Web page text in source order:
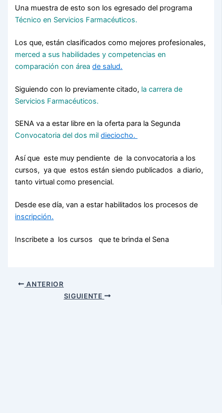
Una muestra de esto son los egresado del programa
Técnico en Servicios Farmacéuticos.
Los que, están clasificados como mejores profesionales,
merced a sus habilidades y competencias en
comparación con áreade salud.
Siguiendo con lo previamente citado, la carrera de
Servicios Farmacéuticos.
SENA va a estar libre en la oferta para la Segunda
Convocatoria del dos mildieciocho.
Así que este muy pendiente de la convocatoria a los
cursos, ya que estos están siendo publicados a diario,
tanto virtual como presencial.
Desde ese día, van a estar habilitados los procesos de
inscripción.
Inscribete a los cursos que te brinda el Sena
ANTERIOR
SIGUIENTE